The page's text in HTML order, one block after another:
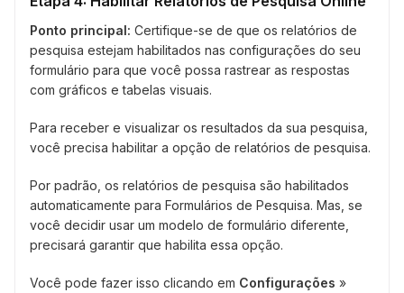
Ponto principal: Certifique-se de que os relatórios de
pesquisa estejam habilitados nas configurações do seu
formulário para que você possa rastrear as respostas
com gráficos e tabelas visuais.
Para receber e visualizar os resultados da sua pesquisa,
você precisa habilitar a opção de relatórios de pesquisa.
Por padrão, os relatórios de pesquisa são habilitados
automaticamente para Formulários de Pesquisa. Mas, se
você decidir usar um modelo de formulário diferente,
precisará garantir que habilita essa opção.
Você pode fazer isso clicando em Configurações »